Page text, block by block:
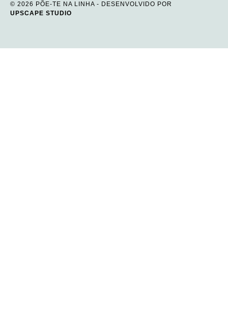
© 2026 PÕE-TE NA LINHA - DESENVOLVIDO POR
UPSCAPE STUDIO